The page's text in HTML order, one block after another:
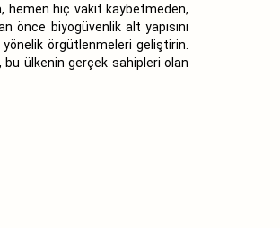
hemen hiç vakit kaybetmeden,
biyogüvenlik alt yapısını
örgütlenmeleri geliştirin.
bu ülkenin gerçek sahipleri olan